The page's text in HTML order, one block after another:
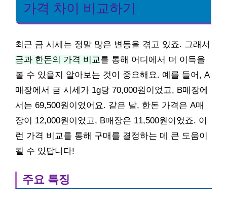
가격 차이 비교하기
최근 금 시세는 정말 많은 변동을 겪고 있죠. 그래서
금과 한돈의 가격 비교를 통해 어디에서 더 이득을
볼 수 있을지 알아보는 것이 중요해요. 예를 들어, A
매장에서 금 시세가 1g당 70,000원이었고, B매장에
서는 69,500원이었어요. 같은 날, 한돈 가격은 A매
장이 12,000원이었고, B매장은 11,500원이었죠. 이
런 가격 비교를 통해 구매를 결정하는 데 큰 도움이
될 수 있답니다!
주요 특징